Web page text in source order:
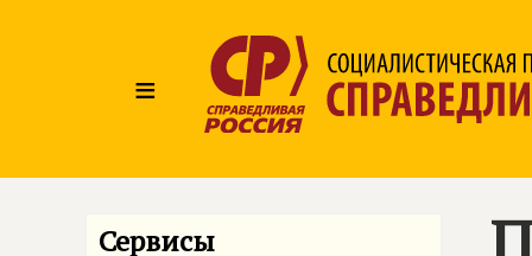
≡
Сервисы